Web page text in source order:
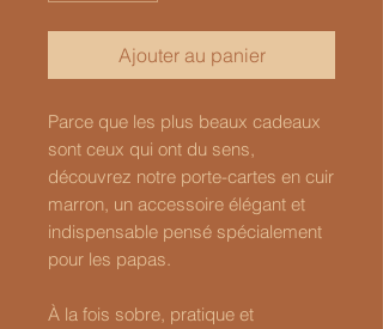
Ajouter au panier
Parce que les plus beaux cadeaux
sont ceux qui ont du sens,
découvrez notre porte-cartes en cuir
marron, un accessoire élégant et
indispensable pensé spécialement
pour les papas.
À la fois sobre, pratique et